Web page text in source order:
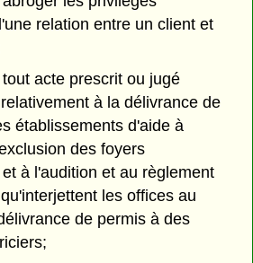
relation entre un client et
acte prescrit ou jugé
à la délivrance de
établissements d'aide à
des foyers
à l'audition et au règlement
les offices au
de permis à des